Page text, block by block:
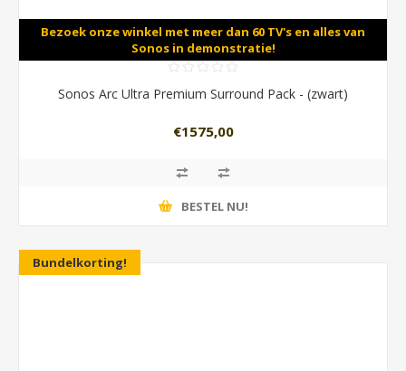
Bezoek onze winkel met meer dan 60 TV's en alles van
Sonos in demonstratie!
Sonos Arc Ultra Premium Surround Pack - (zwart)
€1575,00
BESTEL NU!
Bundelkorting!